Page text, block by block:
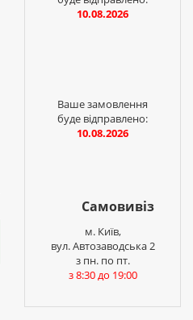
10.08.2026
Ваше замовлення
буде відправлено:
10.08.2026
Самовивіз
м. Київ,
вул. Автозаводська 2
з пн. по пт.
з 8:30 до 19:00